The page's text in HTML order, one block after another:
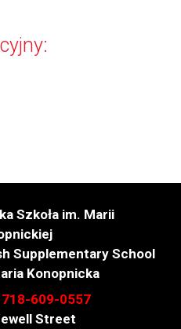
Szkoła im. Marii
Supplementary School
Konopnicka
718-609-0557
Street